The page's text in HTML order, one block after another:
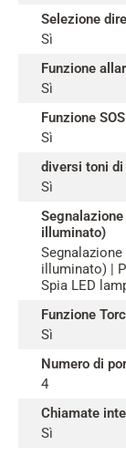
Selezione
Sì
Funzione
Sì
Funzione SOS
Sì
diversi toni
Sì
illuminato)
illuminato) |
Spia LED
Funzione
Sì
Numero di
4
Chiamate
Sì